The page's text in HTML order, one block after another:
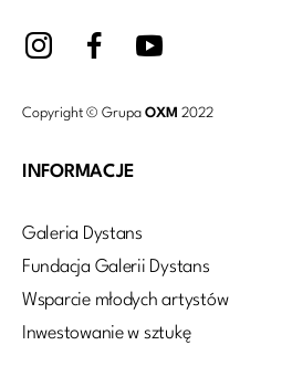
Copyright © Grupa OXM 2022
INFORMACJE
Galeria Dystans
Fundacja Galerii Dystans
Wsparcie młodych artystów
Inwestowanie w sztukę